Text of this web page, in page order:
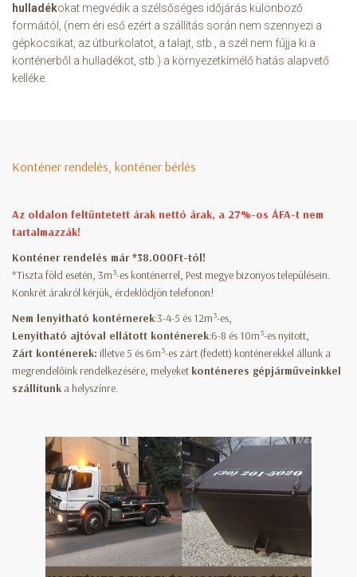
hulladékokat megvédik a szélsőséges időjárás különböző
formáitól, (nem éri eső ezért a szállítás során nem szennyezi a
gépkocsikat, az útburkolatot, a talajt, stb., a szél nem fújja ki a
konténerből a hulladékot, stb.) a környezetkímélő hatás alapvető
kelléke.
Konténer rendelés, konténer bérlés
Az oldalon feltűntetett árak nettó árak, a 27%-os ÁFA-t nem
tartalmazzák!
Konténer rendelés már *38.000Ft-tól!
*Tiszta föld esetén, 3m3-es konténerrel, Pest megye bizonyos településein.
Konkrét árakról kérjük, érdeklődjön telefonon!
Nem lenyitható kontérnerek:3-4-5 és 12m3-es,
Lenyitható ajtóval ellátott konténerek:6-8 és 10m3-es nyitott,
Zárt konténerek: illetve 5 és 6m3-es zárt (fedett) konténerekkel állunk a
megrendelőink rendelkezésére, melyeket konténeres gépjárműveinkkel
szállítunk a helyszínre.